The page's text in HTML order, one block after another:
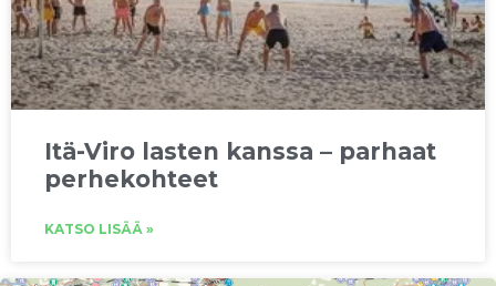
Itä-Viro lasten kanssa – parhaat
perhekohteet
KATSO LISÄÄ »